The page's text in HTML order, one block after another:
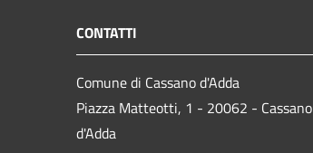
CONTATTI
Comune di Cassano d'Adda
Piazza Matteotti, 1 - 20062 - Cassano
d'Adda